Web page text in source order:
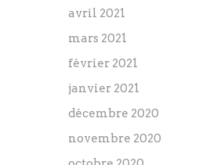
avril 2021
mars 2021
février 2021
janvier 2021
décembre 2020
novembre 2020